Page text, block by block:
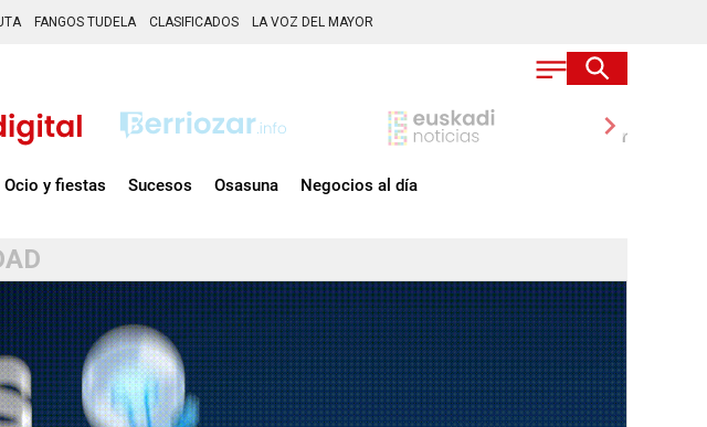
FANGOS TUDELA CLASIFICADOS LA VOZ DEL MAYOR
chevron_right
Ocio y fiestas Sucesos Osasuna Negocios al día